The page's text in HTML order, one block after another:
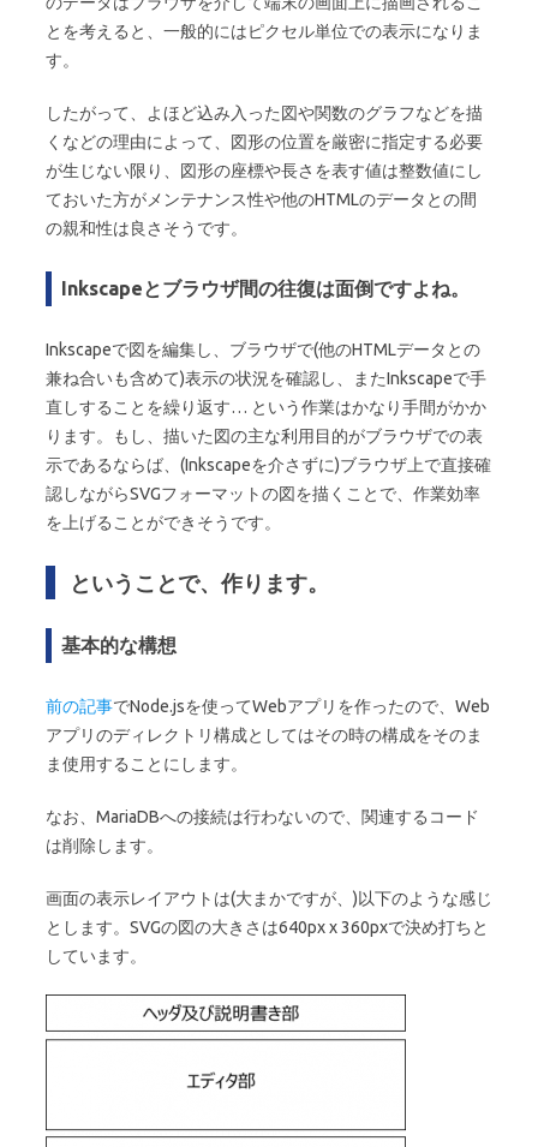
とを考えると、一般的にはピクセル単位での表示になりま
す。
したがって、よほど込み入った図や関数のグラフなどを描
くなどの理由によって、図形の位置を厳密に指定する必要
が生じない限り、図形の座標や長さを表す値は整数値にし
ておいた方がメンテナンス性や他のHTMLのデータとの間
の親和性は良さそうです。
Inkscapeとブラウザ間の往復は面倒ですよね。
Inkscapeで図を編集し、ブラウザで(他のHTMLデータとの
兼ね合いも含めて)表示の状況を確認し、またInkscapeで手
直しすることを繰り返す… という作業はかなり手間がかか
ります。もし、描いた図の主な利用目的がブラウザでの表
示であるならば、(Inkscapeを介さずに)ブラウザ上で直接確
認しながらSVGフォーマットの図を描くことで、作業効率
を上げることができそうです。
ということで、作ります。
基本的な構想
前の記事でNode.jsを使ってWebアプリを作ったので、Web
アプリのディレクトリ構成としてはその時の構成をそのま
ま使用することにします。
なお、MariaDBへの接続は行わないので、関連するコード
は削除します。
画面の表示レイアウトは(大まかですが、)以下のような感じ
とします。SVGの図の大きさは640px x 360pxで決め打ちと
しています。